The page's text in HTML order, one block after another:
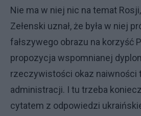
Nie ma w niej nic na temat
Zełenski uznał, że była w niej
fałszywego obrazu na korzyść
propozycja wspomnianej
rzeczywistości okaz naiwności
administracji. I tu trzeba
cytatem z odpowiedzi